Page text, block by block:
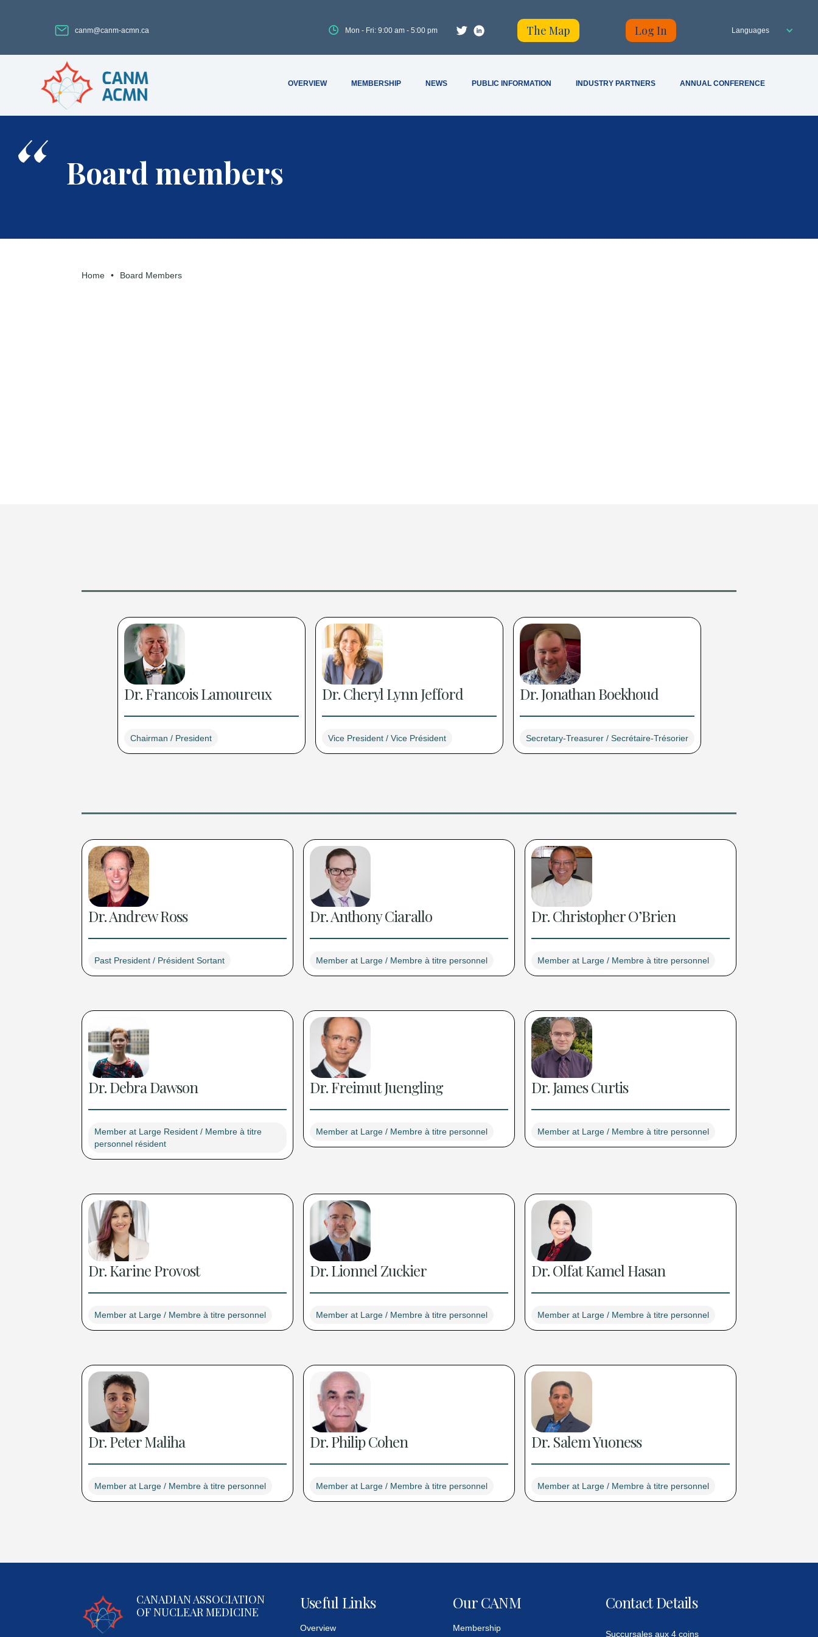
canm@canm-acmn.ca Mon - Fri: 9:00 am - 5:00 pm The Map Log In Languages
OVERVIEW MEMBERSHIP NEWS PUBLIC INFORMATION INDUSTRY PARTNERS ANNUAL CONFERENCE
Board members
Home • Board Members
Dr. Francois Lamoureux
Chairman / President
Dr. Cheryl Lynn Jefford
Vice President / Vice Président
Dr. Jonathan Boekhoud
Secretary-Treasurer / Secrétaire-Trésorier
Dr. Andrew Ross
Past President / Président Sortant
Dr. Anthony Ciarallo
Member at Large / Membre à titre personnel
Dr. Christopher O’Brien
Member at Large / Membre à titre personnel
Dr. Debra Dawson
Member at Large Resident / Membre à titre
personnel résident
Dr. Freimut Juengling
Member at Large / Membre à titre personnel
Dr. James Curtis
Member at Large / Membre à titre personnel
Dr. Karine Provost
Member at Large / Membre à titre personnel
Dr. Lionnel Zuckier
Member at Large / Membre à titre personnel
Dr. Olfat Kamel Hasan
Member at Large / Membre à titre personnel
Dr. Peter Maliha
Member at Large / Membre à titre personnel
Dr. Philip Cohen
Member at Large / Membre à titre personnel
Dr. Salem Yuoness
Member at Large / Membre à titre personnel
CANADIAN ASSOCIATION
OF NUCLEAR MEDICINE
Useful Links
Overview
Our CANM
Membership
Contact Details
Succursales aux 4 coins